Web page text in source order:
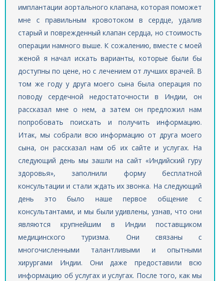
имплантации аортального клапана, которая поможет
мне с правильным кровотоком в сердце, удалив
старый и поврежденный клапан сердца, но стоимость
операции намного выше. К сожалению, вместе с моей
женой я начал искать варианты, которые были бы
доступны по цене, но с лечением от лучших врачей. В
том же году у друга моего сына была операция по
поводу сердечной недостаточности в Индии, он
рассказал мне о нем, а затем он предложил нам
попробовать поискать и получить информацию.
Итак, мы собрали всю информацию от друга моего
сына, он рассказал нам об их сайте и услугах. На
следующий день мы зашли на сайт «Индийский гуру
здоровья», заполнили форму бесплатной
консультации и стали ждать их звонка. На следующий
день это было наше первое общение с
консультантами, и мы были удивлены, узнав, что они
являются крупнейшим в Индии поставщиком
медицинского туризма. Они связаны с
многочисленными талантливыми и опытными
хирургами Индии. Они даже предоставили всю
информацию об услугах и услугах. После того, как мы